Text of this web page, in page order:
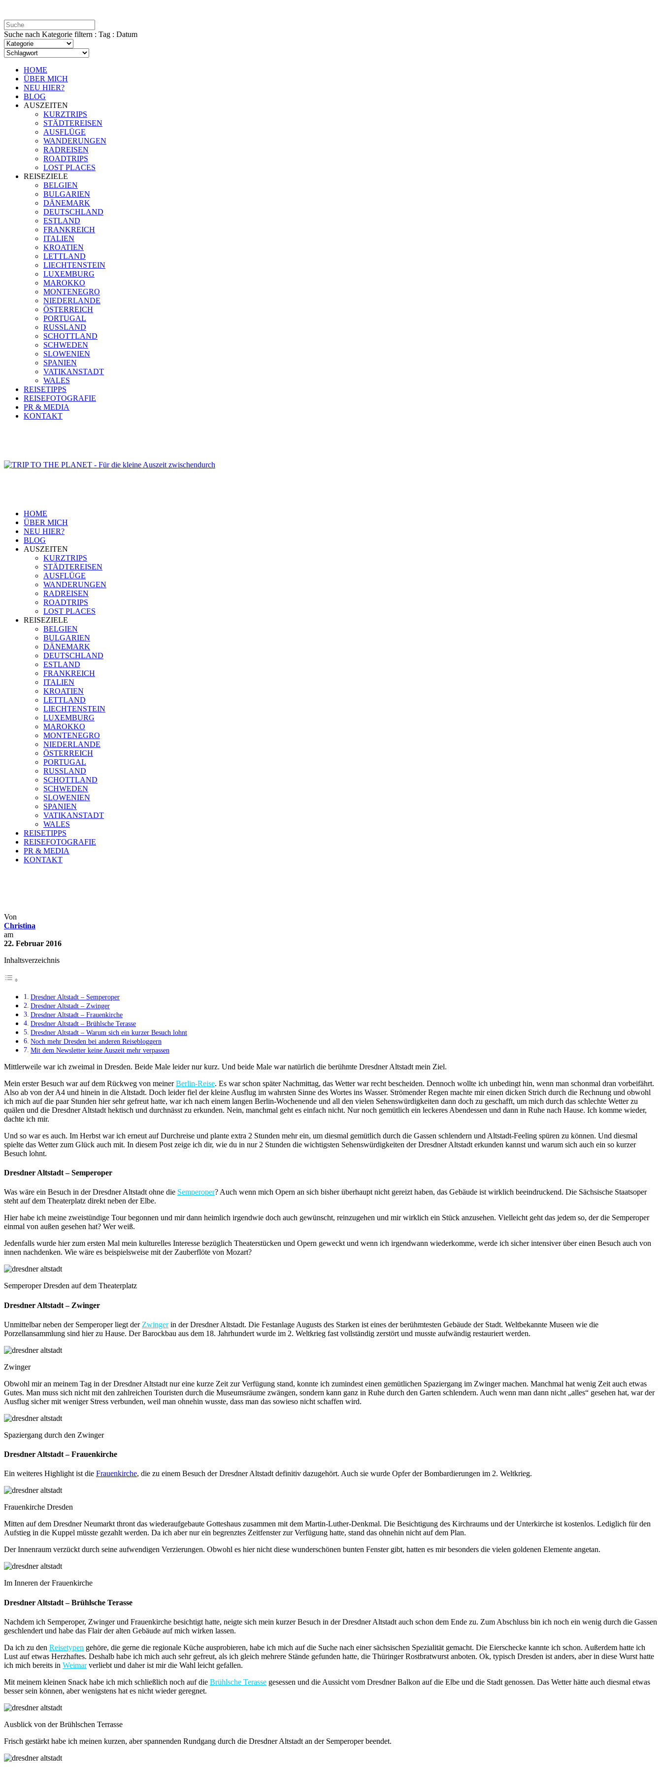
Suche nach Kategorie filtern : Tag : Datum
HOME
ÜBER MICH
NEU HIER?
BLOG
AUSZEITEN
KURZTRIPS
STÄDTEREISEN
AUSFLÜGE
WANDERUNGEN
RADREISEN
ROADTRIPS
LOST PLACES
REISEZIELE
BELGIEN
BULGARIEN
DÄNEMARK
DEUTSCHLAND
ESTLAND
FRANKREICH
ITALIEN
KROATIEN
LETTLAND
LIECHTENSTEIN
LUXEMBURG
MAROKKO
MONTENEGRO
NIEDERLANDE
ÖSTERREICH
PORTUGAL
RUSSLAND
SCHOTTLAND
SCHWEDEN
SLOWENIEN
SPANIEN
VATIKANSTADT
WALES
REISETIPPS
REISEFOTOGRAFIE
PR & MEDIA
KONTAKT
HOME
ÜBER MICH
NEU HIER?
BLOG
AUSZEITEN
KURZTRIPS
STÄDTEREISEN
AUSFLÜGE
WANDERUNGEN
RADREISEN
ROADTRIPS
LOST PLACES
REISEZIELE
BELGIEN
BULGARIEN
DÄNEMARK
DEUTSCHLAND
ESTLAND
FRANKREICH
ITALIEN
KROATIEN
LETTLAND
LIECHTENSTEIN
LUXEMBURG
MAROKKO
MONTENEGRO
NIEDERLANDE
ÖSTERREICH
PORTUGAL
RUSSLAND
SCHOTTLAND
SCHWEDEN
SLOWENIEN
SPANIEN
VATIKANSTADT
WALES
REISETIPPS
REISEFOTOGRAFIE
PR & MEDIA
KONTAKT
Von
Christina
am
22. Februar 2016
Inhaltsverzeichnis
Dresdner Altstadt – Semperoper
Dresdner Altstadt – Zwinger
Dresdner Altstadt – Frauenkirche
Dresdner Altstadt – Brühlsche Terasse
Dresdner Altstadt – Warum sich ein kurzer Besuch lohnt
Noch mehr Dresden bei anderen Reisebloggern
Mit dem Newsletter keine Auszeit mehr verpassen
Mittlerweile war ich zweimal in Dresden. Beide Male leider nur kurz. Und beide Male war natürlich die berühmte Dresdner Altstadt mein Ziel.
Mein erster Besuch war auf dem Rückweg von meinerBerlin-Reise. Es war schon später Nachmittag, das Wetter war recht bescheiden. Dennoch wollte ich unbedingt hin, wenn man schonmal dran vorbeifährt.
Also ab von der A4 und hinein in die Altstadt. Doch leider fiel der kleine Ausflug im wahrsten Sinne des Wortes ins Wasser. Strömender Regen machte mir einen dicken Strich durch die Rechnung und obwohl
ich mich auf die paar Stunden hier sehr gefreut hatte, war ich nach einem langen Berlin-Wochenende und all den vielen Sehenswürdigkeiten dann doch zu geschafft, um mich durch das schlechte Wetter zu
quälen und die Dresdner Altstadt hektisch und durchnässt zu erkunden. Nein, manchmal geht es einfach nicht. Nur noch gemütlich ein leckeres Abendessen und dann in Ruhe nach Hause. Ich komme wieder,
dachte ich mir.
Und so war es auch. Im Herbst war ich erneut auf Durchreise und plante extra 2 Stunden mehr ein, um diesmal gemütlich durch die Gassen schlendern und Altstadt-Feeling spüren zu können. Und diesmal
spielte das Wetter zum Glück auch mit. In diesem Post zeige ich dir, wie du in nur 2 Stunden die wichtigsten Sehenswürdigkeiten der Dresdner Altstadt erkunden kannst und warum sich auch ein so kurzer
Besuch lohnt.
Dresdner Altstadt – Semperoper
Was wäre ein Besuch in der Dresdner Altstadt ohne die Semperoper? Auch wenn mich Opern an sich bisher überhaupt nicht gereizt haben, das Gebäude ist wirklich beeindruckend. Die Sächsische Staatsoper
steht auf dem Theaterplatz direkt neben der Elbe.
Hier habe ich meine zweistündige Tour begonnen und mir dann heimlich irgendwie doch auch gewünscht, reinzugehen und mir wirklich ein Stück anzusehen. Vielleicht geht das jedem so, der die Semperoper
einmal von außen gesehen hat? Wer weiß.
Jedenfalls wurde hier zum ersten Mal mein kulturelles Interesse bezüglich Theaterstücken und Opern geweckt und wenn ich irgendwann wiederkomme, werde ich sicher intensiver über einen Besuch auch von
innen nachdenken. Wie wäre es beispielsweise mit der Zauberflöte von Mozart?
Semperoper Dresden auf dem Theaterplatz
Dresdner Altstadt – Zwinger
Unmittelbar neben der Semperoper liegt der Zwingerin der Dresdner Altstadt. Die Festanlage Augusts des Starken ist eines der berühmtesten Gebäude der Stadt. Weltbekannte Museen wie die
Porzellansammlung sind hier zu Hause. Der Barockbau aus dem 18. Jahrhundert wurde im 2. Weltkrieg fast vollständig zerstört und musste aufwändig restauriert werden.
Zwinger
Obwohl mir an meinem Tag in der Dresdner Altstadt nur eine kurze Zeit zur Verfügung stand, konnte ich zumindest einen gemütlichen Spaziergang im Zwinger machen. Manchmal hat wenig Zeit auch etwas
Gutes. Man muss sich nicht mit den zahlreichen Touristen durch die Museumsräume zwängen, sondern kann ganz in Ruhe durch den Garten schlendern. Auch wenn man dann nicht „alles“ gesehen hat, war der
Ausflug sicher mit weniger Stress verbunden, weil man ohnehin wusste, dass man das sowieso nicht schaffen wird.
Spaziergang durch den Zwinger
Dresdner Altstadt – Frauenkirche
Ein weiteres Highlight ist die Frauenkirche, die zu einem Besuch der Dresdner Altstadt definitiv dazugehört. Auch sie wurde Opfer der Bombardierungen im 2. Weltkrieg.
Frauenkirche Dresden
Mitten auf dem Dresdner Neumarkt thront das wiederaufgebaute Gotteshaus zusammen mit dem Martin-Luther-Denkmal. Die Besichtigung des Kirchraums und der Unterkirche ist kostenlos. Lediglich für den
Aufstieg in die Kuppel müsste gezahlt werden. Da ich aber nur ein begrenztes Zeitfenster zur Verfügung hatte, stand das ohnehin nicht auf dem Plan.
Der Innenraum verzückt durch seine aufwendigen Verzierungen. Obwohl es hier nicht diese wunderschönen bunten Fenster gibt, hatten es mir besonders die vielen goldenen Elemente angetan.
Im Inneren der Frauenkirche
Dresdner Altstadt – Brühlsche Terasse
Nachdem ich Semperoper, Zwinger und Frauenkirche besichtigt hatte, neigte sich mein kurzer Besuch in der Dresdner Altstadt auch schon dem Ende zu. Zum Abschluss bin ich noch ein wenig durch die Gassen
geschlendert und habe das Flair der alten Gebäude auf mich wirken lassen.
Da ich zu den Reisetypen gehöre, die gerne die regionale Küche ausprobieren, habe ich mich auf die Suche nach einer sächsischen Spezialität gemacht. Die Eierschecke kannte ich schon. Außerdem hatte ich
Lust auf etwas Herzhaftes. Deshalb habe ich mich auch sehr gefreut, als ich gleich mehrere Stände gefunden hatte, die Thüringer Rostbratwurst anboten. Ok, typisch Dresden ist anders, aber in diese Wurst hatte
ich mich bereits in Weimarverliebt und daher ist mir die Wahl leicht gefallen.
Mit meinem kleinen Snack habe ich mich schließlich noch auf die Brühlsche Terasse gesessen und die Aussicht vom Dresdner Balkon auf die Elbe und die Stadt genossen. Das Wetter hätte auch diesmal etwas
besser sein können, aber wenigstens hat es nicht wieder geregnet.
Ausblick von der Brühlschen Terrasse
Frisch gestärkt habe ich meinen kurzen, aber spannenden Rundgang durch die Dresdner Altstadt an der Semperoper beendet.